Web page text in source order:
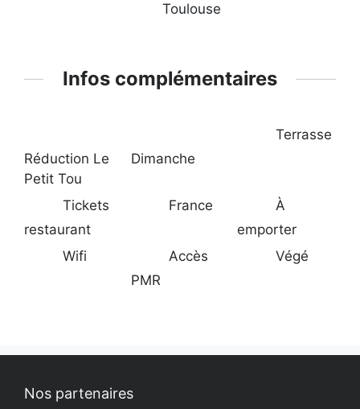
Toulouse
Infos complémentaires
Réduction Le
Petit Tou
Dimanche
Terrasse
Tickets
restaurant
France
À
emporter
Wifi
Accès
PMR
Végé
Nos partenaires